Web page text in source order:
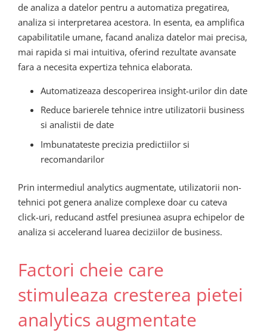
de analiza a datelor pentru a automatiza pregatirea,
analiza si interpretarea acestora. In esenta, ea amplifica
capabilitatile umane, facand analiza datelor mai precisa,
mai rapida si mai intuitiva, oferind rezultate avansate
fara a necesita expertiza tehnica elaborata.
Automatizeaza descoperirea insight-urilor din date
Reduce barierele tehnice intre utilizatorii business
si analistii de date
Imbunatateste precizia predictiilor si
recomandarilor
Prin intermediul analytics augmentate, utilizatorii non-
tehnici pot genera analize complexe doar cu cateva
click-uri, reducand astfel presiunea asupra echipelor de
analiza si accelerand luarea deciziilor de business.
Factori cheie care
stimuleaza cresterea pietei
analytics augmentate